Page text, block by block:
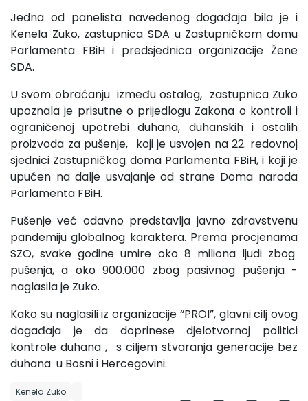
Jedna od panelista navedenog događaja bila je i
Kenela Zuko, zastupnica SDA u Zastupničkom domu
Parlamenta FBiH i predsjednica organizacije Žene
SDA.
U svom obraćanju između ostalog, zastupnica Zuko
upoznala je prisutne o prijedlogu Zakona o kontroli i
ograničenoj upotrebi duhana, duhanskih i ostalih
proizvoda za pušenje, koji je usvojen na 22. redovnoj
sjednici Zastupničkog doma Parlamenta FBiH, i koji je
upućen na dalje usvajanje od strane Doma naroda
Parlamenta FBiH.
Pušenje već odavno predstavlja javno zdravstvenu
pandemiju globalnog karaktera. Prema procjenama
SZO, svake godine umire oko 8 miliona ljudi zbog
pušenja, a oko 900.000 zbog pasivnog pušenja -
naglasila je Zuko.
Kako su naglasili iz organizacije “PROI”, glavni cilj ovog
događaja je da doprinese djelotvornoj politici
kontrole duhana , s ciljem stvaranja generacije bez
duhana u Bosni i Hercegovini.
Kenela Zuko